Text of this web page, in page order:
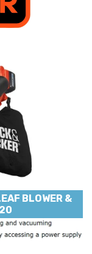
BLOWER &